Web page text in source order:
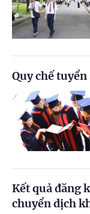
Quy chế
Kết quả đăng
chuyển dịch